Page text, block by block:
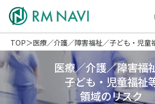
TOP 医療／介護／障害福祉／子ども・児童
医療／介護／障害福
子ども・児童福祉
領域のリスク